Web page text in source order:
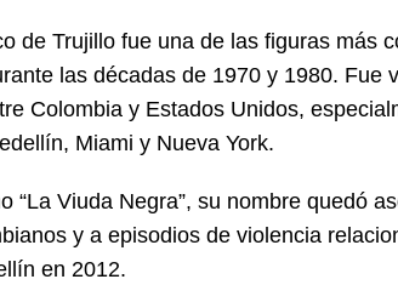
de Trujillo fue una de las figuras más
las décadas de 1970 y 1980. Fue
Colombia y Estados Unidos,
Miami y Nueva York.
“La Viuda Negra”, su nombre quedó
y a episodios de violencia
en 2012.